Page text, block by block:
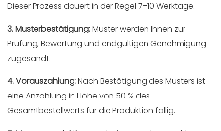
Dieser Prozess dauert in der Regel 7–10 Werktage.
3. Musterbestätigung:Muster werden Ihnen zur
Prüfung, Bewertung und endgültigen Genehmigung
zugesandt.
4. Vorauszahlung:Nach Bestätigung des Musters ist
eine Anzahlung in Höhe von 50 % des
Gesamtbestellwerts für die Produktion fällig.